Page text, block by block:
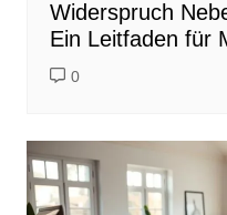
Widerspruch
Ein Leitfaden für
0